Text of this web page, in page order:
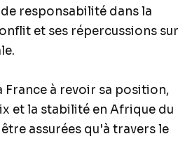
responsabilité dans la
et ses répercussions sur
France à revoir sa position,
et la stabilité en Afrique du
assurées qu'à travers le